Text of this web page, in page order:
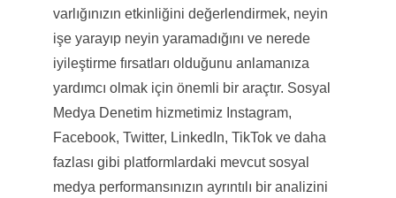
varlığınızın etkinliğini değerlendirmek, neyin
işe yarayıp neyin yaramadığını ve nerede
iyileştirme fırsatları olduğunu anlamanıza
yardımcı olmak için önemli bir araçtır. Sosyal
Medya Denetim hizmetimiz Instagram,
Facebook, Twitter, LinkedIn, TikTok ve daha
fazlası gibi platformlardaki mevcut sosyal
medya performansınızın ayrıntılı bir analizini